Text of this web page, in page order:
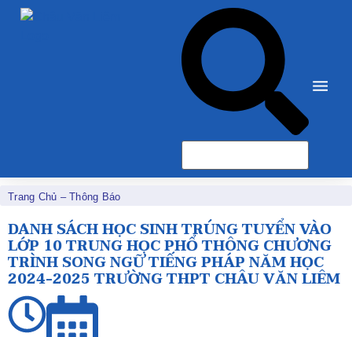
Trang Chủ –Thông Báo
DANH SÁCH HỌC SINH TRÚNG TUYỂN VÀO
LỚP 10 TRUNG HỌC PHỔ THÔNG CHƯƠNG
TRÌNH SONG NGỮ TIẾNG PHÁP NĂM HỌC
2024-2025 TRƯỜNG THPT CHÂU VĂN LIÊM